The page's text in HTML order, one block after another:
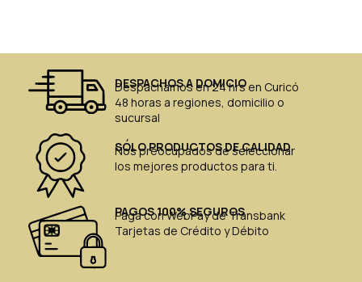
DESPACHOS A DOMICIO
Despachamos en 24 hrs en Curicó
48 horas a regiones, domicilio o
sucursal
SÓLO PRODUCTOS DE CALIDAD
Nos preocupados de seleccionar
los mejores productos para ti.
PAGOS 100% SEGUROS
Paga con WebPay de Transbank
Tarjetas de Crédito y Débito